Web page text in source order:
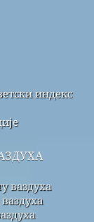
индекс
ваздуха